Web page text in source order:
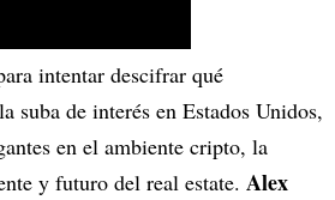
intentar descifrar qué
suba de interés en Estados Unidos,
en el ambiente cripto, la
y futuro del real estate. Alex